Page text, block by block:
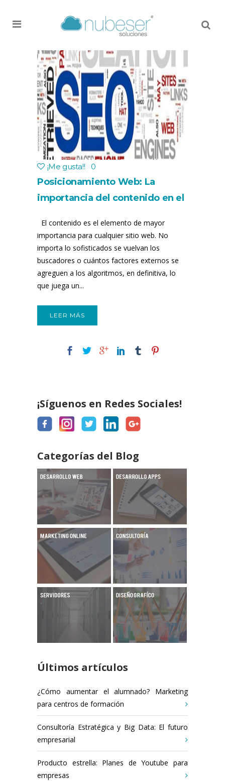
¡Me gusta!! 0
Posicionamiento Web: La
importancia del contenido en el
El contenido es el elemento de mayor
importancia para cualquier sitio web. No
importa lo sofisticados se vuelvan los
buscadores o cuántos factores externos se
agreguen a los algoritmos, en definitiva, lo
que juega un...
LEER MÁS
¡Síguenos en Redes Sociales!
Categorías del Blog
Últimos artículos
¿Cómo aumentar el alumnado? Marketing
para centros de formación
Consultoría Estratégica y Big Data: El futuro
empresarial
Producto estrella: Planes de Youtube para
empresas